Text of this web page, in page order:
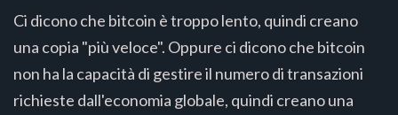
Ci dicono che bitcoin è troppo lento, quindi creano
una copia "più veloce". Oppure ci dicono che bitcoin
non ha la capacità di gestire il numero di transazioni
richieste dall'economia globale, quindi creano una